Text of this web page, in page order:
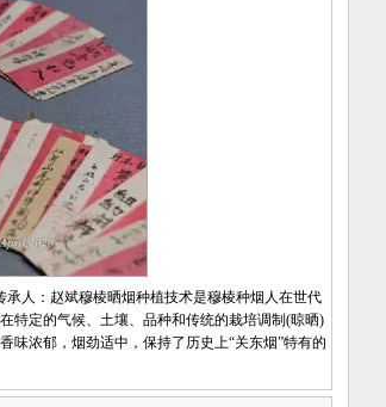
人：赵斌穆棱晒烟种植技术是穆棱种烟人在世代
特定的气候、土壤、品种和传统的栽培调制(晾晒)
味浓郁，烟劲适中，保持了历史上“关东烟”特有的